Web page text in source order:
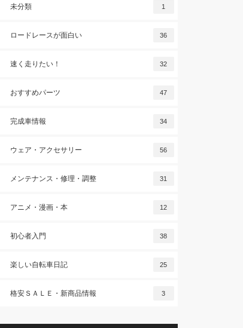
未分類 1
ロードレースが面白い 36
速く走りたい！ 32
おすすめパーツ 47
完成車情報 34
ウェア・アクセサリー 56
メンテナンス・修理・調整 31
アニメ・漫画・本 12
初心者入門 38
楽しい自転車日記 25
格安ＳＡＬＥ・新商品情報 3